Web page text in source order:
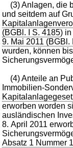
(3) Anlagen, die
und seitdem auf
(BGBl. I S. 4185)
9. Mai 2011 (BGBl.
wurden, können
(4) Anteile an
Immobilien-
erworben worden
ausländischen
8. April 2011
Absatz 1 Nummer